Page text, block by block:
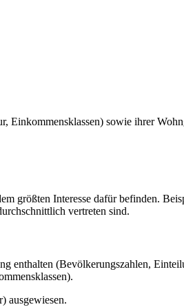
Einkommensklassen) sowie ihrer
größten Interesse dafür befinden.
vertreten sind.
enthalten (Bevölkerungszahlen,
ausgewiesen.